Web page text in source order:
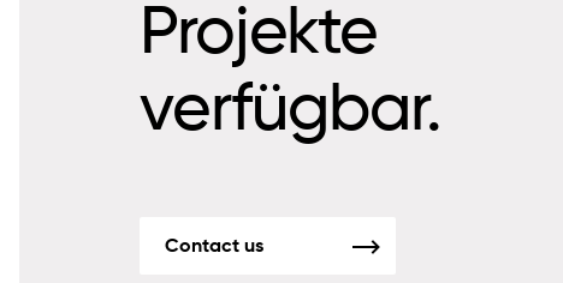
Projekte
verfügbar.
Contact us